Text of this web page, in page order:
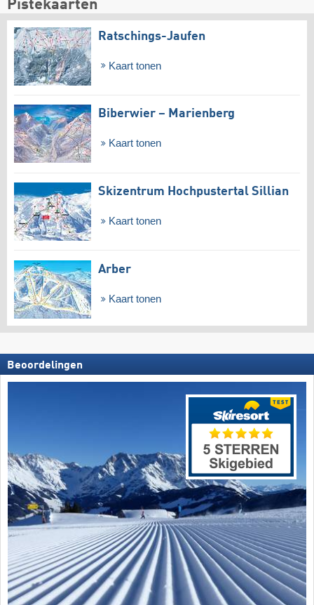
Pistekaarten
Ratschings-Jaufen
Kaart tonen
Biberwier – Marienberg
Kaart tonen
Skizentrum Hochpustertal Sillian
Kaart tonen
Arber
Kaart tonen
Beoordelingen